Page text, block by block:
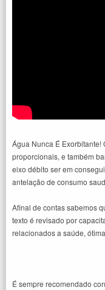
Água Nunca É
proporcionais, e também
eixo débito ser em
antelação de consumo
Afinal de contas sabemos
texto é revisado por
relacionados a saúde,
É sempre recomendado